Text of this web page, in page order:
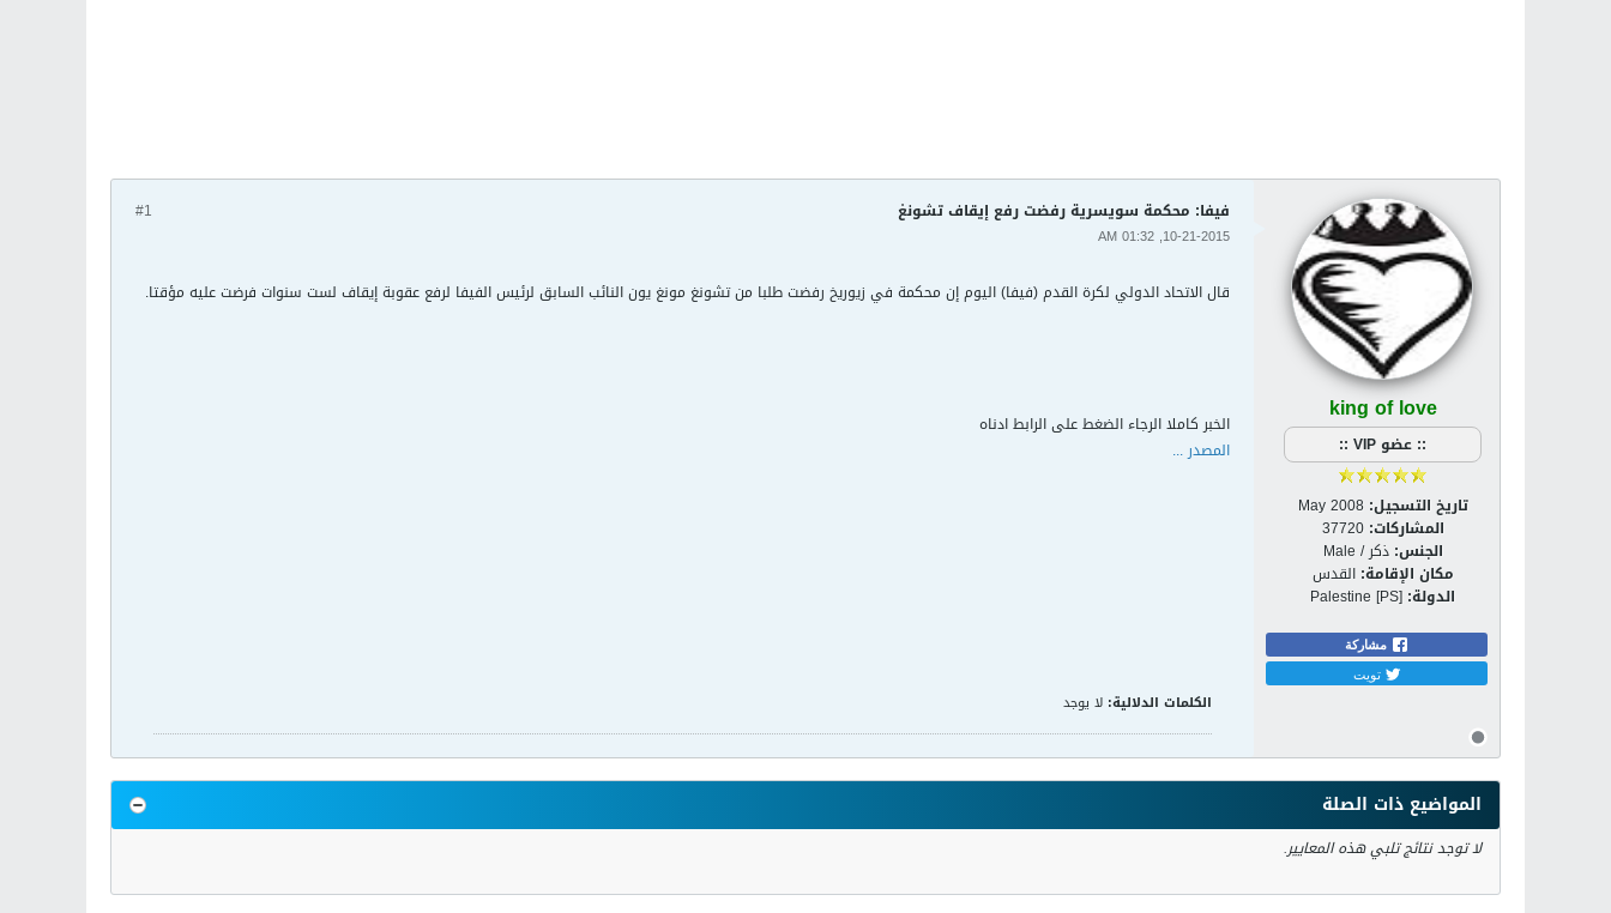
king of love
:: عضو VIP ::
تاريخ التسجيل: May 2008
المشاركات: 37720
الجنس: ذكر / Male
مكان الإقامة: القدس
الدولة: Palestine [PS]
مشاركة
تويت
#1 فيفا: محكمة سويسرية رفضت رفع إيقاف تشونغ
10-21-2015, 01:32 AM
قال الاتحاد الدولي لكرة القدم (فيفا) اليوم إن محكمة في زيوريخ رفضت طلبا من تشونغ مونغ يون النائب السابق لرئيس الفيفا لرفع عقوبة إيقاف لست سنوات فرضت عليه مؤقتا.
الخبر كاملا الرجاء الضغط على الرابط ادناه
المصدر ...
الكلمات الدلالية: لا يوجد
المواضيع ذات الصلة
لا توجد نتائج تلبي هذه المعايير.